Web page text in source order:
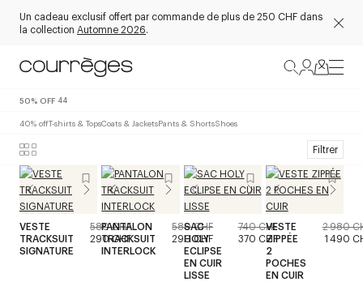
Un cadeau exclusif offert par commande de plus de 250 CHF dans
la collection Automne 2026.
50% OFF 44
40% offT-shirts & TopsCoats & JacketsPants & ShortsShoes
Filtrer
VESTE
TRACKSUIT
SIGNATURE
580 CHF
290 CHF
PANTALON
TRACKSUIT
INTERLOCK
580 CHF
290 CHF
SAC
HOLY
ECLIPSE
EN CUIR
LISSE
740 CHF
370 CHF
VESTE
ZIPPÉE
2
POCHES
EN CUIR
2 980
1 490